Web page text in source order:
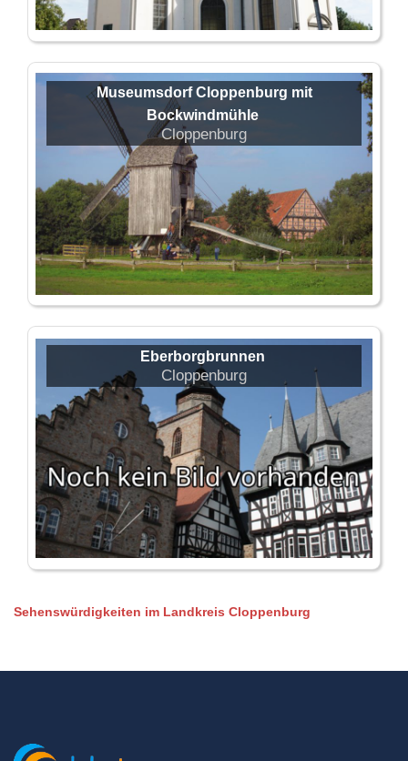
Museumsdorf Cloppenburg mit
Bockwindmühle
Cloppenburg
Eberborgbrunnen
Cloppenburg
Sehenswürdigkeiten im Landkreis Cloppenburg